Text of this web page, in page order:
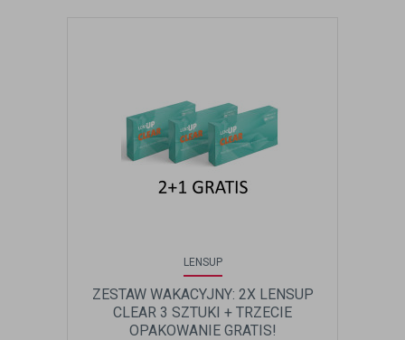
LENSUP
ZESTAW WAKACYJNY: 2X LENSUP
CLEAR 3 SZTUKI + TRZECIE
OPAKOWANIE GRATIS!